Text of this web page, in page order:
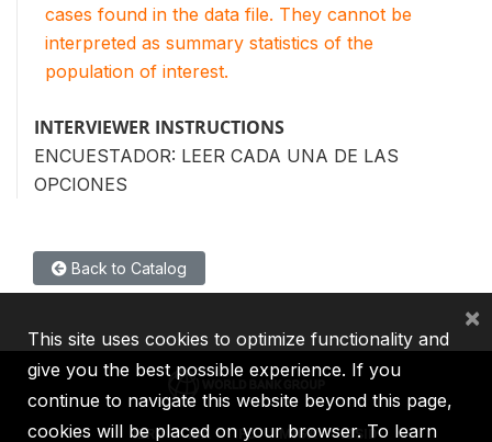
cases found in the data file. They cannot be
interpreted as summary statistics of the
population of interest.
INTERVIEWER INSTRUCTIONS
ENCUESTADOR: LEER CADA UNA DE LAS
OPCIONES
Back to Catalog
IBRD IDA IFC MIGA ICSID
This site uses cookies to optimize functionality and
give you the best possible experience. If you
continue to navigate this website beyond this page,
cookies will be placed on your browser. To learn
×